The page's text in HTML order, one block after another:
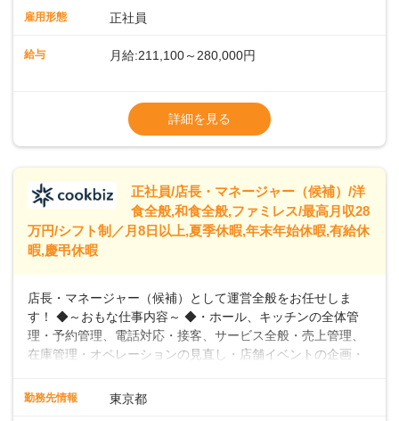
や歩行数が約40%も削減されました！また、配膳ロボットに
なDX（デジタルトランスフォーメーション）の取り組みを進
います。私たちは、多様な働き方を提供し、ライフステージ
に合わせた柔軟な勤務時間や働きやすい環境を整えていま
います。
雇用形態 正社員
給与 月給:211,100～280,000円
※残業代全額支給
※経験に応じて応相談①ナショナル社員：月
給245,800円～②エリア社員 ：月給
詳細を見る
正社員/店長・マネージャー（候補）/洋
食全般,和食全般,ファミレス/最高月収28
万円/シフト制／月8日以上,夏季休暇,年末年始休暇,有給休
暇,慶弔休暇
店長・マネージャー（候補）として運営全般をお任せしま
す！ ◆～おもな仕事内容～ ◆・ホール、キッチンの全体管
理・予約管理、電話対応・接客、サービス全般・売上管理、
在庫管理・オペレーションの見直し・店舗イベントの企画・
入社後はスキルに合わせた業務からお任せしますので、徐々
勤務先情報 東京都